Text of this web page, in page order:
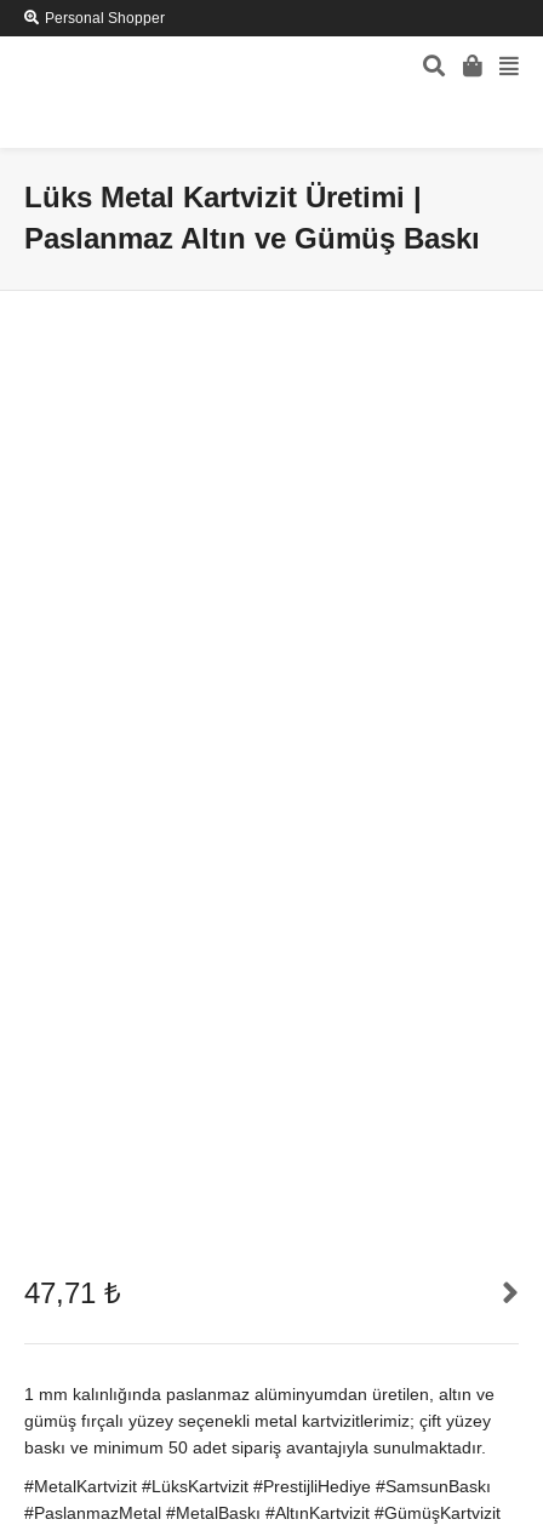
Personal Shopper
Lüks Metal Kartvizit Üretimi |
Paslanmaz Altın ve Gümüş Baskı
47,71 ₺
1 mm kalınlığında paslanmaz alüminyumdan üretilen, altın ve
gümüş fırçalı yüzey seçenekli metal kartvizitlerimiz; çift yüzey
baskı ve minimum 50 adet sipariş avantajıyla sunulmaktadır.
#MetalKartvizit #LüksKartvizit #PrestijliHediye #SamsunBaskı
#PaslanmazMetal #MetalBaskı #AltınKartvizit #GümüşKartvizit